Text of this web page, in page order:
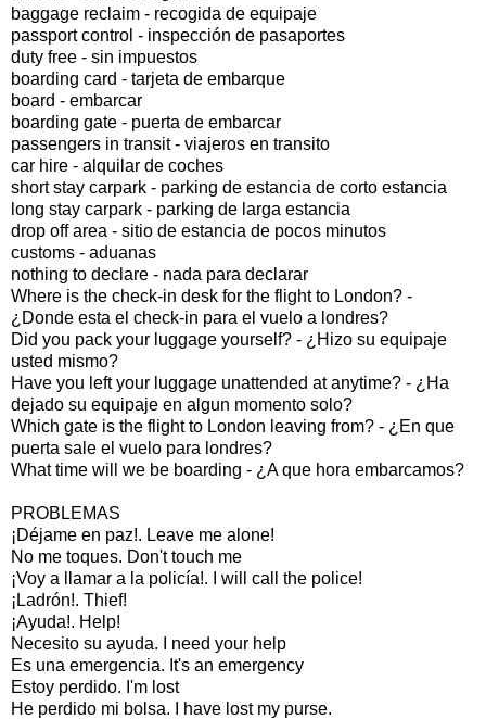
baggage reclaim - recogida de equipaje
passport control - inspección de pasaportes
duty free - sin impuestos
boarding card - tarjeta de embarque
board - embarcar
boarding gate - puerta de embarcar
passengers in transit - viajeros en transito
car hire - alquilar de coches
short stay carpark - parking de estancia de corto estancia
long stay carpark - parking de larga estancia
drop off area - sitio de estancia de pocos minutos
customs - aduanas
nothing to declare - nada para declarar
Where is the check-in desk for the flight to London? -
¿Donde esta el check-in para el vuelo a londres?
Did you pack your luggage yourself? - ¿Hizo su equipaje
usted mismo?
Have you left your luggage unattended at anytime? - ¿Ha
dejado su equipaje en algun momento solo?
Which gate is the flight to London leaving from? - ¿En que
puerta sale el vuelo para londres?
What time will we be boarding - ¿A que hora embarcamos?
PROBLEMAS
¡Déjame en paz!. Leave me alone!
No me toques. Don't touch me
¡Voy a llamar a la policía!. I will call the police!
¡Ladrón!. Thief!
¡Ayuda!. Help!
Necesito su ayuda. I need your help
Es una emergencia. It's an emergency
Estoy perdido. I'm lost
He perdido mi bolsa. I have lost my purse.